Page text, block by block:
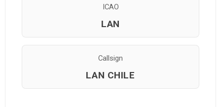
ICAO
LAN
Callsign
LAN CHILE